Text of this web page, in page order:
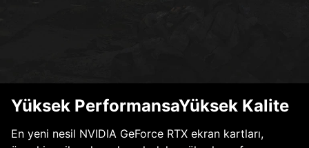
Yüksek PerformansaYüksek Kalite
En yeni nesil NVIDIA GeForce RTX ekran kartları,